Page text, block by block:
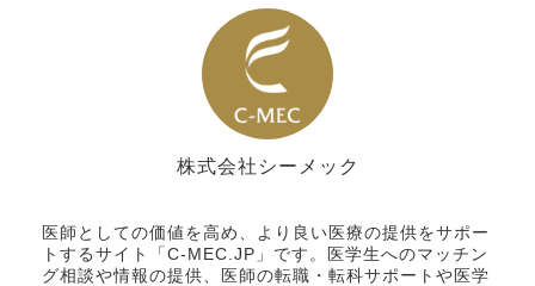
株式会社シーメック
医師としての価値を高め、より良い医療の提供をサポー
トするサイト「C-MEC.JP」です。医学生へのマッチン
グ相談や情報の提供、医師の転職・転科サポートや医学